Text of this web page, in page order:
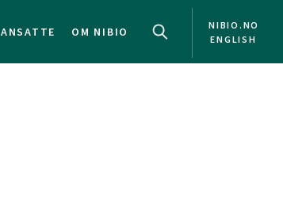
ANSATTE OM NIBIO
NIBIO.NO
ENGLISH